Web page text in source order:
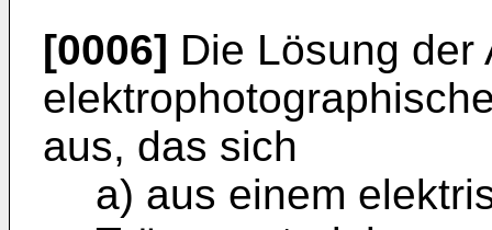
[0006] Die Lösung der
aus, das sich
a) aus einem